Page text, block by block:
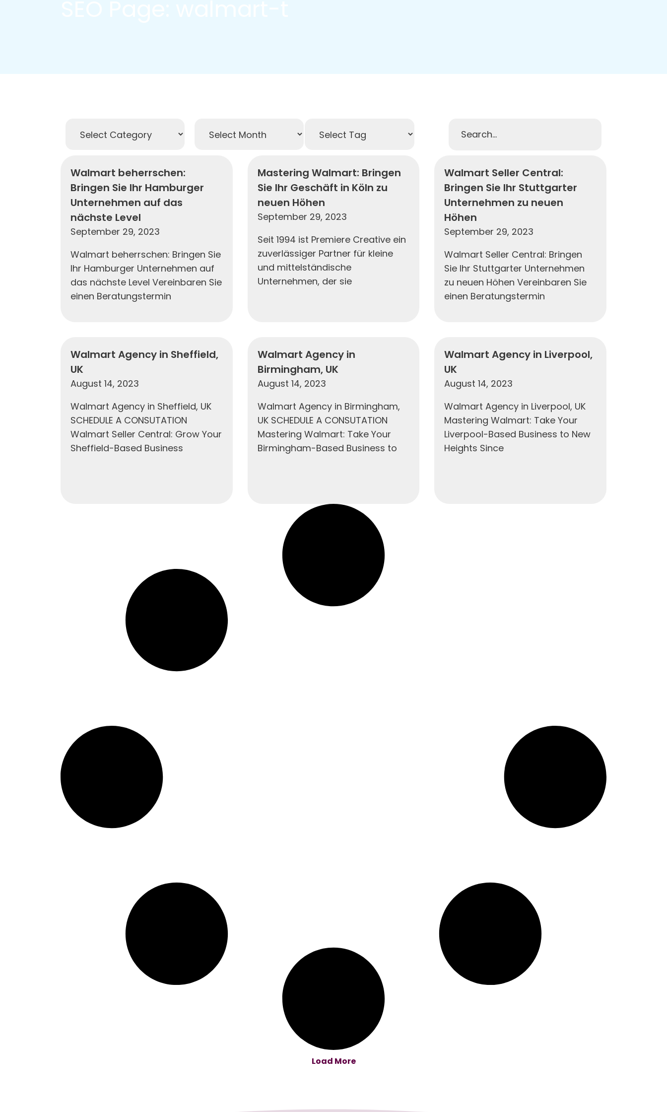
Walmart beherrschen:
Bringen Sie Ihr Hamburger
Unternehmen auf das
nächste Level
September 29, 2023
Walmart beherrschen: Bringen Sie
Ihr Hamburger Unternehmen auf
das nächste Level Vereinbaren Sie
einen Beratungstermin
Mastering Walmart: Bringen
Sie Ihr Geschäft in Köln zu
neuen Höhen
September 29, 2023
Seit 1994 ist Premiere Creative ein
zuverlässiger Partner für kleine
und mittelständische
Unternehmen, der sie
Walmart Seller Central:
Bringen Sie Ihr Stuttgarter
Unternehmen zu neuen
Höhen
September 29, 2023
Walmart Seller Central: Bringen
Sie Ihr Stuttgarter Unternehmen
zu neuen Höhen Vereinbaren Sie
einen Beratungstermin
Walmart Agency in Sheffield,
UK
August 14, 2023
Walmart Agency in Sheffield, UK
SCHEDULE A CONSUTATION
Walmart Seller Central: Grow Your
Sheffield-Based Business
Walmart Agency in
Birmingham, UK
August 14, 2023
Walmart Agency in Birmingham,
UK SCHEDULE A CONSUTATION
Mastering Walmart: Take Your
Birmingham-Based Business to
Walmart Agency in Liverpool,
UK
August 14, 2023
Walmart Agency in Liverpool, UK
Mastering Walmart: Take Your
Liverpool-Based Business to New
Heights Since
Load More